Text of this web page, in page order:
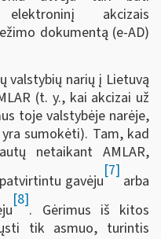
akcizais
dokumentą (e-AD)
valstybių narių į Lietuvą
(t. y., kai akcizai už
toje valstybėje narėje,
sumokėti). Tam, kad
netaikant AMLAR,
gavėju
[7]
arba
[8]
. Gėrimus iš kitos
tik asmuo, turintis